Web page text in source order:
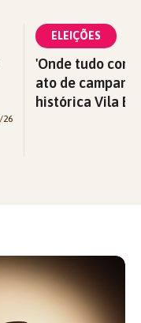
26
ELEIÇÕES
'Onde tudo
ato de
histórica Vila